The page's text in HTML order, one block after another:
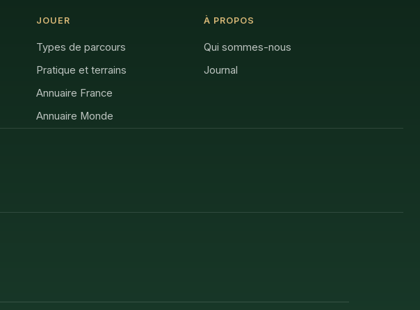
JOUER
Types de parcours
Pratique et terrains
Annuaire France
Annuaire Monde
À PROPOS
Qui sommes-nous
Journal